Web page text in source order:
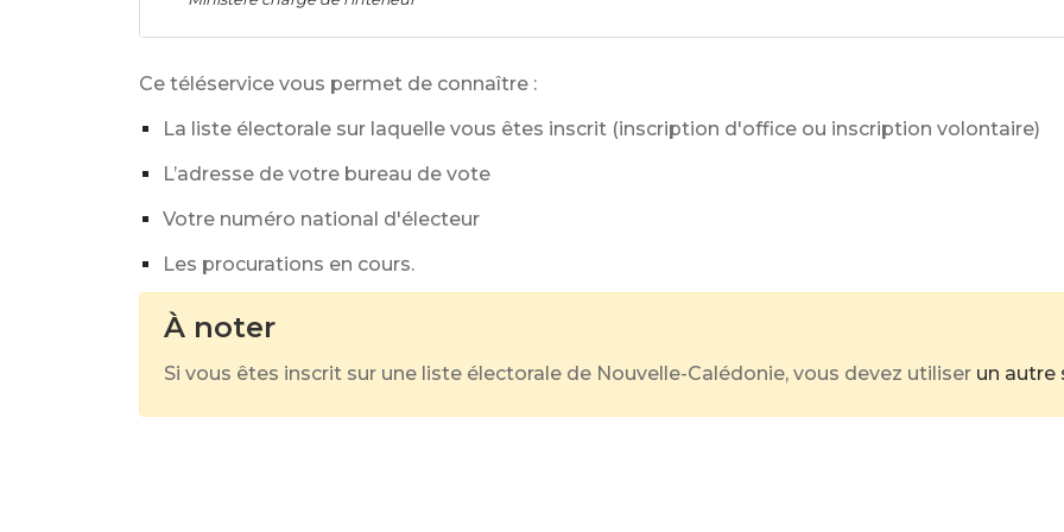
Ce téléservice vous permet de connaître :
La liste électorale sur laquelle vous êtes inscrit (inscription d'office ou inscription volontaire)
L’adresse de votre bureau de vote
Votre numéro national d'électeur
Les procurations en cours.
À noter
Si vous êtes inscrit sur une liste électorale de Nouvelle-Calédonie, vous devez utiliser un autre